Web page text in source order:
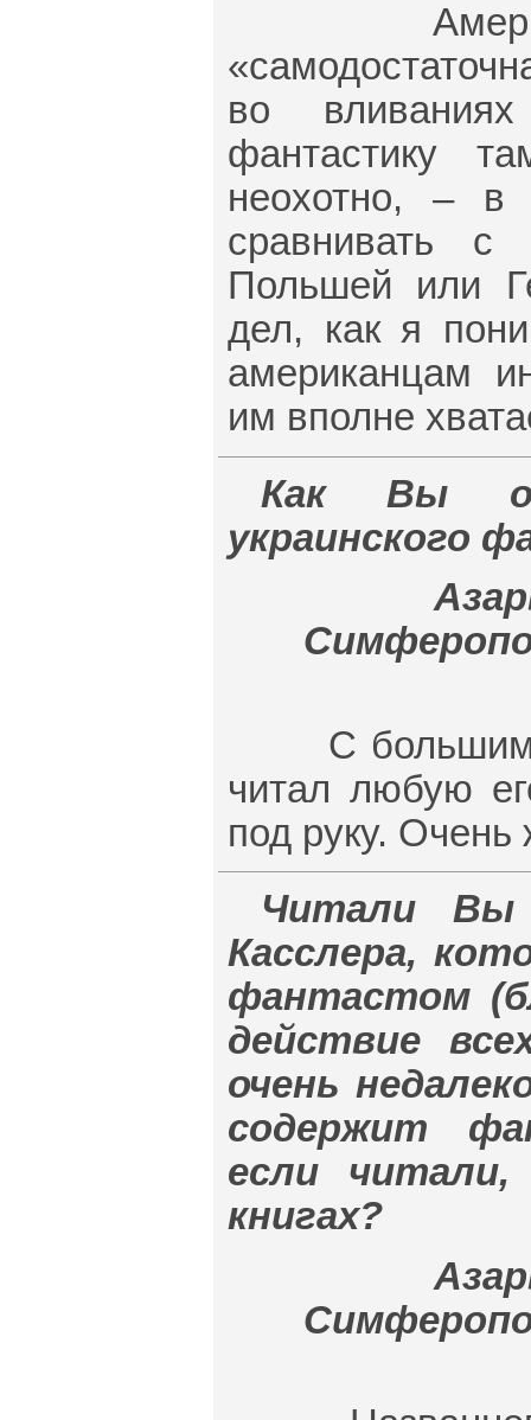
во
фантастику
неохотно, –
сравнивать
Польшей или
дел, как я
американцам
им вполне
Как Вы
украинского
С большим
читал любую
под руку. Очень
Читали Вы
Касслера,
фантастом
действие
очень
содержит
если
книгах?